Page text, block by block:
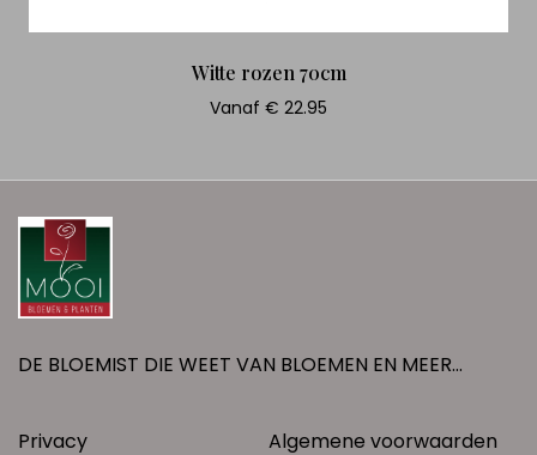
Witte rozen 70cm
Vanaf € 22.95
DE BLOEMIST DIE WEET VAN BLOEMEN EN MEER...
Privacy Algemene voorwaarden